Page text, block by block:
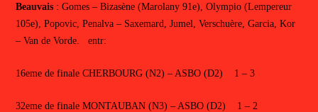
Beauvais: Gomes – Bizasène (Marolany 91e), Olympio (Lempereur
105e), Popovic, Penalva – Saxemard, Jumel, Verschuère, Garcia, Kor
– Van de Vorde. entr:
16eme de finale CHERBOURG (N2) – ASBO (D2) 1 – 3
32eme de finale MONTAUBAN (N3) – ASBO (D2) 1 – 2